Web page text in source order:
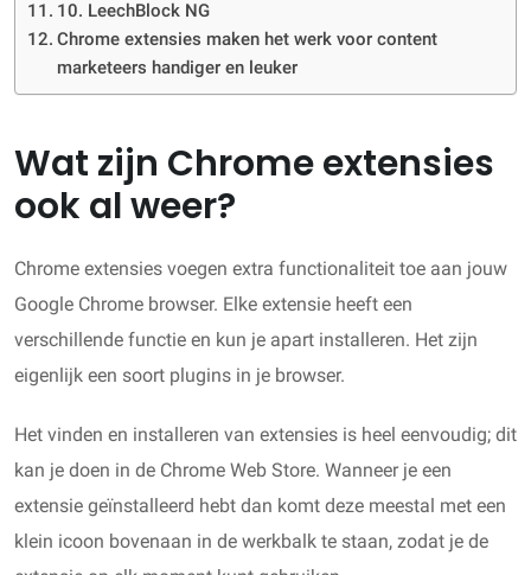
10. LeechBlock NG
Chrome extensies maken het werk voor content
marketeers handiger en leuker
Wat zijn Chrome extensies
ook al weer?
Chrome extensies voegen extra functionaliteit toe aan jouw
Google Chrome browser. Elke extensie heeft een
verschillende functie en kun je apart installeren. Het zijn
eigenlijk een soort plugins in je browser.
Het vinden en installeren van extensies is heel eenvoudig; dit
kan je doen in de Chrome Web Store. Wanneer je een
extensie geïnstalleerd hebt dan komt deze meestal met een
klein icoon bovenaan in de werkbalk te staan, zodat je de